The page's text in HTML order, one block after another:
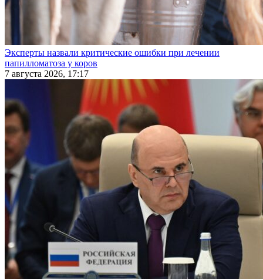
Эксперты назвали критические ошибки при лечении
папилломатоза у коров
7 августа 2026, 17:17